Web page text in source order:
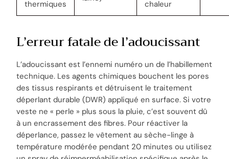
thermiques
chaleur
L’erreur fatale de l’adoucissant
L’adoucissant est l’ennemi numéro un de l’habillement
technique. Les agents chimiques bouchent les pores
des tissus respirants et détruisent le traitement
déperlant durable (DWR) appliqué en surface. Si votre
veste ne « perle » plus sous la pluie, c’est souvent dû
à un encrassement des fibres. Pour réactiver la
déperlance, passez le vêtement au sèche-linge à
température modérée pendant 20 minutes ou utilisez